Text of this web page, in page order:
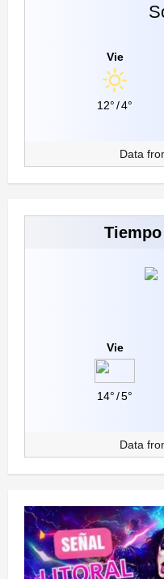
Vie
12°/4°
Data
Vie
14°/5°
Data